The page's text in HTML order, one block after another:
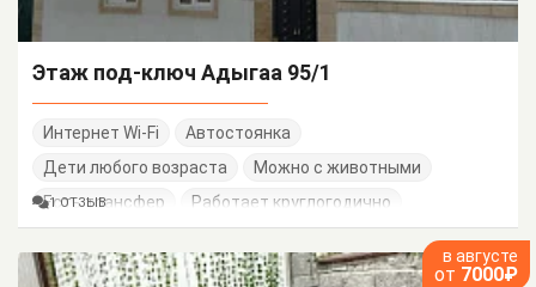
Этаж под-ключ Адыгаа 95/1
Интернет Wi-Fi
Автостоянка
Дети любого возраста
Можно с животными
Есть трансфер
Работает круглогодично
1 ОТЗЫВ
в августе
от 7000₽